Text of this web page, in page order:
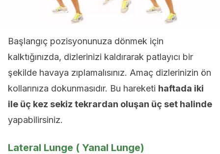
Başlangıç ​​pozisyonunuza dönmek için
kalktığınızda, dizlerinizi kaldırarak patlayıcı bir
şekilde havaya zıplamalısınız. Amaç dizlerinizin ön
kollarınıza dokunmasıdır. Bu hareketi haftada iki
ile üç kez sekiz tekrardan oluşan üç set halinde
yapabilirsiniz.
Lateral Lunge ( Yanal Lunge)